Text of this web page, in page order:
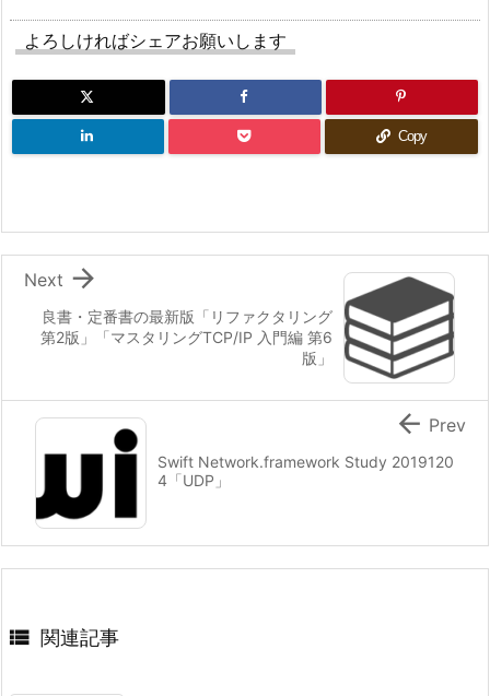
よろしければシェアお願いします
Copy
良書・定番書の最新版「リファクタリング
第2版」「マスタリングTCP/IP 入門編 第6
版」

Next
Swift Network.framework Study 2019120
4「UDP」
 Prev
 関連記事